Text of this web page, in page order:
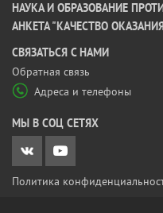
НАУКА И ОБРАЗОВАНИЕ
АНКЕТА "КАЧЕСТВО
CВЯЗАТЬСЯ С НАМИ
Обратная связь
Адреса и телефоны
МЫ В СОЦ СЕТЯХ
Политика